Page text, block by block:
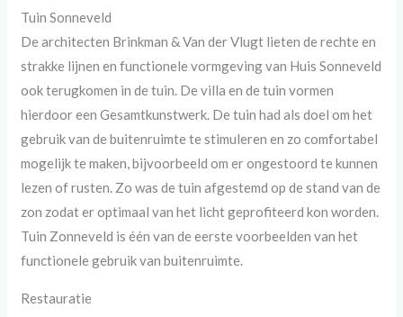
Tuin Sonneveld
De architecten Brinkman & Van der Vlugt lieten de rechte en
strakke lijnen en functionele vormgeving van Huis Sonneveld
ook terugkomen in de tuin. De villa en de tuin vormen
hierdoor een Gesamtkunstwerk. De tuin had als doel om het
gebruik van de buitenruimte te stimuleren en zo comfortabel
mogelijk te maken, bijvoorbeeld om er ongestoord te kunnen
lezen of rusten. Zo was de tuin afgestemd op de stand van de
zon zodat er optimaal van het licht geprofiteerd kon worden.
Tuin Zonneveld is één van de eerste voorbeelden van het
functionele gebruik van buitenruimte.
Restauratie